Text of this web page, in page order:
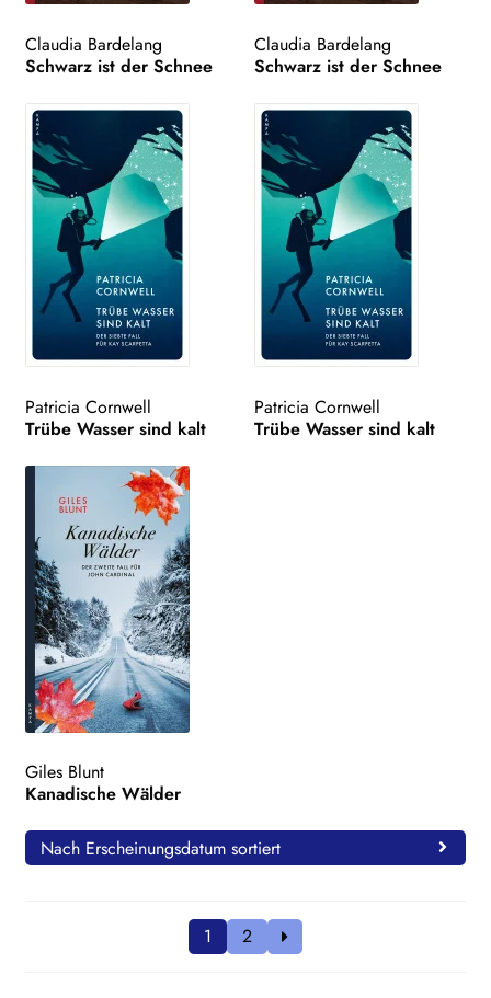
Claudia Bardelang
Schwarz ist der Schnee
Claudia Bardelang
Schwarz ist der Schnee
Patricia Cornwell
Trübe Wasser sind kalt
Patricia Cornwell
Trübe Wasser sind kalt
Giles Blunt
Kanadische Wälder
Nach Erscheinungsdatum sortiert
1 2